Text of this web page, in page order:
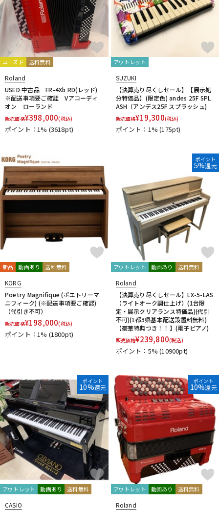
ユーズド 送料無料
Roland
USED 中古品 FR-4Xb RD(レッド)
※配送事項要ご確認 Vアコーディ
オン ローランド
販売価格¥398,000(税込)
ポイント：1% (3618pt)
アウトレット
SUZUKI
【決算売り尽くしセール】【展示処
分特価品】(限定色) andes 25F SPL
ASH（アンデス25F スプラッシュ)
販売価格¥19,300(税込)
ポイント：1%(175pt)
新品 動画あり 送料無料
KORG
Poetry Magnifique (ポエトリーマ
ニフィーク) (※配送事項要ご確認)
（代引き不可）
販売価格¥198,000(税込)
ポイント：1% (1800pt)
ポイント
5%還元
アウトレット 動画あり 送料無料
Roland
【決算売り尽くしセール】LX-5-LAS
（ライトオーク調仕上げ）(1台限
定・展示クリアランス特価品)(代引
不可)(1都3県基本配送設置料無料)
【豪華特典つき！！】(電子ピアノ)
販売価格¥239,800(税込)
ポイント：5%(10900pt)
ポイント
10%還元
アウトレット 動画あり 送料無料
CASIO
ポイント
10%還元
アウトレット 動画あり 送料無料
Roland